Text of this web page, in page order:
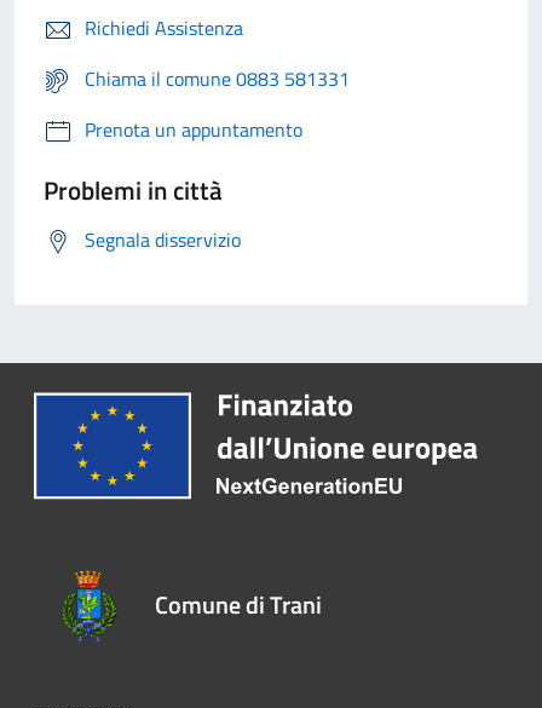
Richiedi Assistenza
Chiama il comune 0883 581331
Prenota un appuntamento
Problemi in città
Segnala disservizio
Comune di Trani